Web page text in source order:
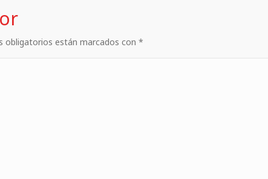
obligatorios están marcados con *